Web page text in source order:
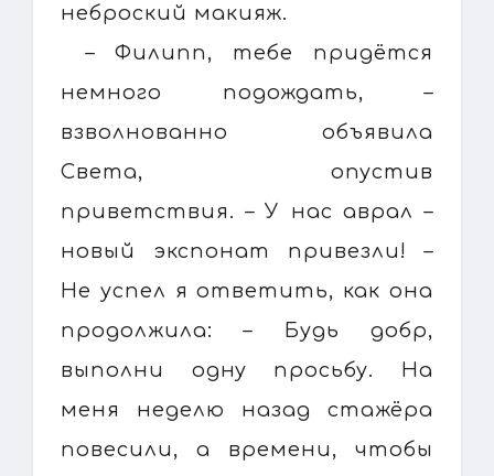
неброский макияж.
– Филипп, тебе придётся
немного подождать, –
взволнованно объявила
Света, опустив
приветствия. – У нас аврал –
новый экспонат привезли! –
Не успел я ответить, как она
продолжила: – Будь добр,
выполни одну просьбу. На
меня неделю назад стажёра
повесили, а времени, чтобы